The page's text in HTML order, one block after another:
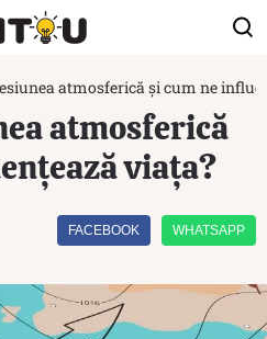
atmosferică și cum ne
atmosferică
viața?
FACEBOOK WHATSAPP